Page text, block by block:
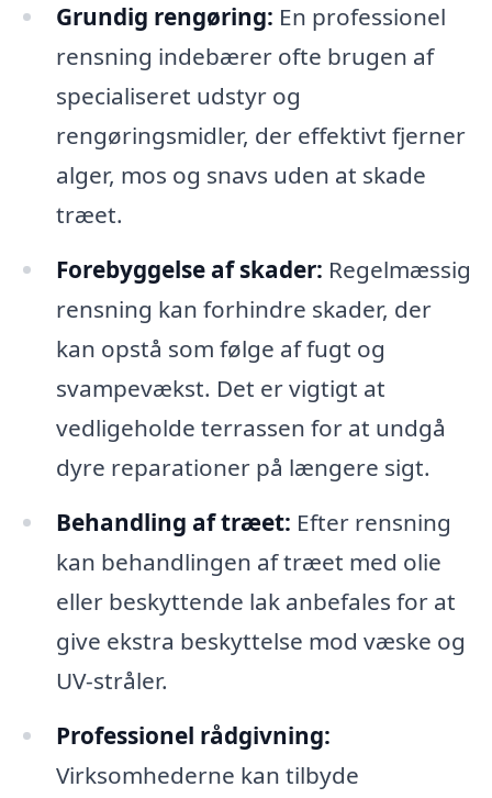
Grundig rengøring: En professionel
rensning indebærer ofte brugen af
specialiseret udstyr og
rengøringsmidler, der effektivt fjerner
alger, mos og snavs uden at skade
træet.
Forebyggelse af skader: Regelmæssig
rensning kan forhindre skader, der
kan opstå som følge af fugt og
svampevækst. Det er vigtigt at
vedligeholde terrassen for at undgå
dyre reparationer på længere sigt.
Behandling af træet: Efter rensning
kan behandlingen af træet med olie
eller beskyttende lak anbefales for at
give ekstra beskyttelse mod væske og
UV-stråler.
Professionel rådgivning:
Virksomhederne kan tilbyde